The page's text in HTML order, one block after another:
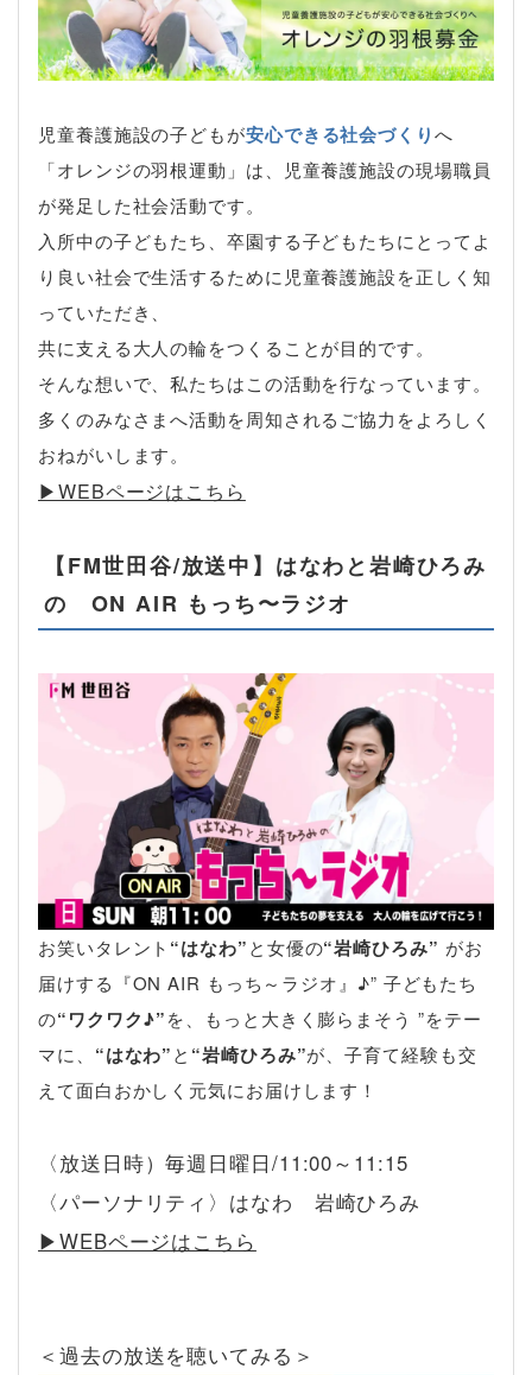
児童養護施設の子どもが安心できる社会づくりへ
「オレンジの羽根運動」は、児童養護施設の現場職員
が発足した社会活動です。
入所中の子どもたち、卒園する子どもたちにとってよ
り良い社会で生活するために児童養護施設を正しく知
っていただき、
共に支える大人の輪をつくることが目的です。
そんな想いで、私たちはこの活動を行なっています。
多くのみなさまへ活動を周知されるご協力をよろしく
おねがいします。
▶︎WEBページはこちら
【FM世田谷/放送中】はなわと岩崎ひろみ
の ON AIR もっち〜ラジオ
お笑いタレント “はなわ”と女優の“岩崎ひろみ” がお
届けする『ON AIR もっち～ラジオ』♪” 子どもたち
の“ワクワク♪”を、もっと大きく膨らまそう ”をテー
マに、 “はなわ”と “岩崎ひろみ”が、子育て経験も交
えて面白おかしく元気にお届けします！
〈放送日時）毎週日曜日/11:00～11:15
〈パーソナリティ〉はなわ 岩崎ひろみ
▶︎WEBページはこちら
＜過去の放送を聴いてみる＞